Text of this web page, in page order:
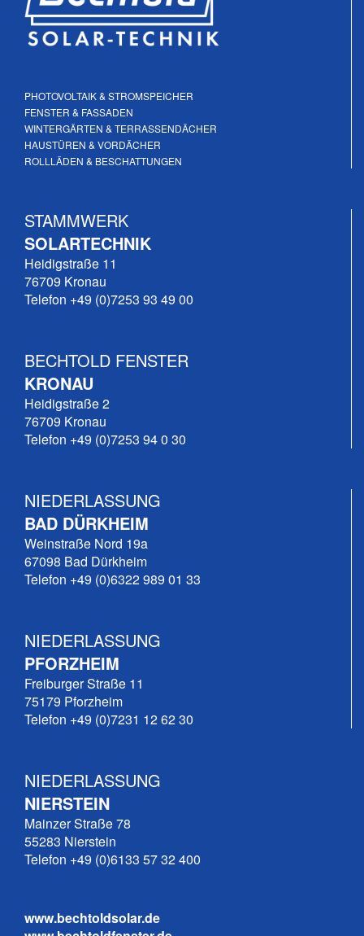
PHOTOVOLTAIK & STROMSPEICHER
FENSTER & FASSADEN
WINTERGÄRTEN & TERRASSENDÄCHER
HAUSTÜREN & VORDÄCHER
ROLLLÄDEN & BESCHATTUNGEN
STAMMWERK
SOLARTECHNIK
Heidigstraße 11
76709 Kronau
Telefon +49 (0)7253 93 49 00
BECHTOLD FENSTER
KRONAU
Heidigstraße 2
76709 Kronau
Telefon +49 (0)7253 94 0 30
NIEDERLASSUNG
BAD DÜRKHEIM
Weinstraße Nord 19a
67098 Bad Dürkheim
Telefon +49 (0)6322 989 01 33
NIEDERLASSUNG
PFORZHEIM
Freiburger Straße 11
75179 Pforzheim
Telefon +49 (0)7231 12 62 30
NIEDERLASSUNG
NIERSTEIN
Mainzer Straße 78
55283 Nierstein
Telefon +49 (0)6133 57 32 400
www.bechtoldsolar.de